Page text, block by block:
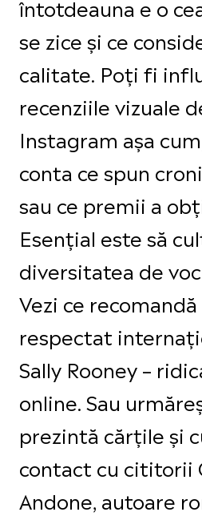
întotdeauna e o
se zice și ce
calitate. Poți fi
recenziile vizuale
Instagram așa
conta ce spun
sau ce premii a
Esențial este să
diversitatea de
Vezi ce
respectat
Sally Rooney –
online. Sau
prezintă cărțile și
contact cu cititorii
Andone, autoare